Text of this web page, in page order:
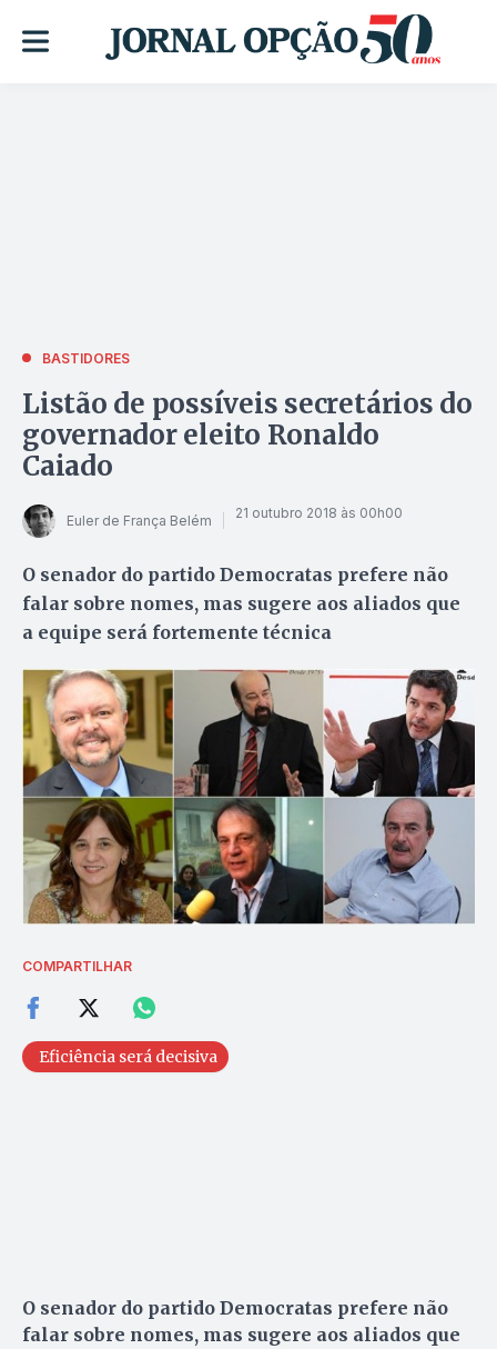
BASTIDORES
Listão de possíveis secretários do
governador eleito Ronaldo
Caiado
Euler de França Belém 21 outubro 2018 às 00h00
O senador do partido Democratas prefere não
falar sobre nomes, mas sugere aos aliados que
a equipe será fortemente técnica
COMPARTILHAR
Eficiência será decisiva
O senador do partido Democratas prefere não
falar sobre nomes, mas sugere aos aliados que